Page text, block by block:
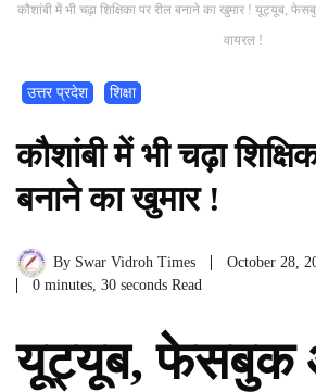
कौशांबी में भी चढ़ा शिक्षिका पर रील बनाने का खुमार ! यूट्यूब,
वायरल !
उत्तर प्रदेश शिक्षा
कौशांबी में भी चढ़ा
बनाने का खुमार !
By Swar Vidroh Times
October 28,
0 minutes, 30 seconds Read
यूट्यूब, फेसबुक